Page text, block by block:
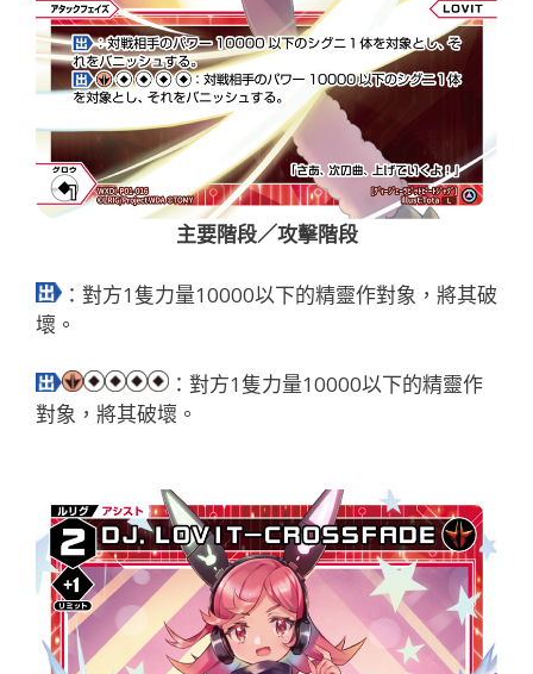
主要階段／攻擊階段
：對方1隻力量10000以下的精靈作對象，將其破
壞。
：對方1隻力量10000以下的精靈作
對象，將其破壞。